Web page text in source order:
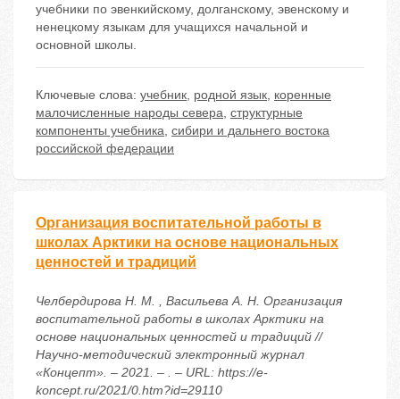
учебники по эвенкийскому, долганскому, эвенскому и
ненецкому языкам для учащихся начальной и
основной школы.
Ключевые слова: учебник, родной язык, коренные
малочисленные народы севера, структурные
компоненты учебника, сибири и дальнего востока
российской федерации
Организация воспитательной работы в
школах Арктики на основе национальных
ценностей и традиций
Челбердирова Н. М. , Васильева А. Н. Организация
воспитательной работы в школах Арктики на
основе национальных ценностей и традиций //
Научно-методический электронный журнал
«Концепт». – 2021. – . – URL: https://e-
koncept.ru/2021/0.htm?id=29110